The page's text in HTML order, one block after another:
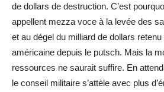
de dollars de destruction. C’est
appellent mezza voce à la levée des
et au dégel du milliard de dollars
américaine depuis le putsch. Mais la
ressources ne saurait suffire. En
le conseil militaire s’attèle avec plus